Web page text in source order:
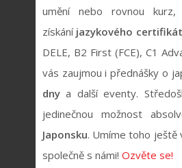
umění nebo rovnou
získáníjazykového
DELE, B2 First (FCE), C1
vás zaujmou i přednášky o
dny a další eventy.
jedinečnou možnost
Japonsku. Umíme toho ještě
společně s námi! Ozvěte se!